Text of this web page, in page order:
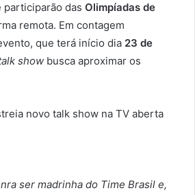
participarão das Olimpíadas de
remota. Em contagem
que terá início dia 23 de
show busca aproximar os
ser madrinha do Time Brasil e,